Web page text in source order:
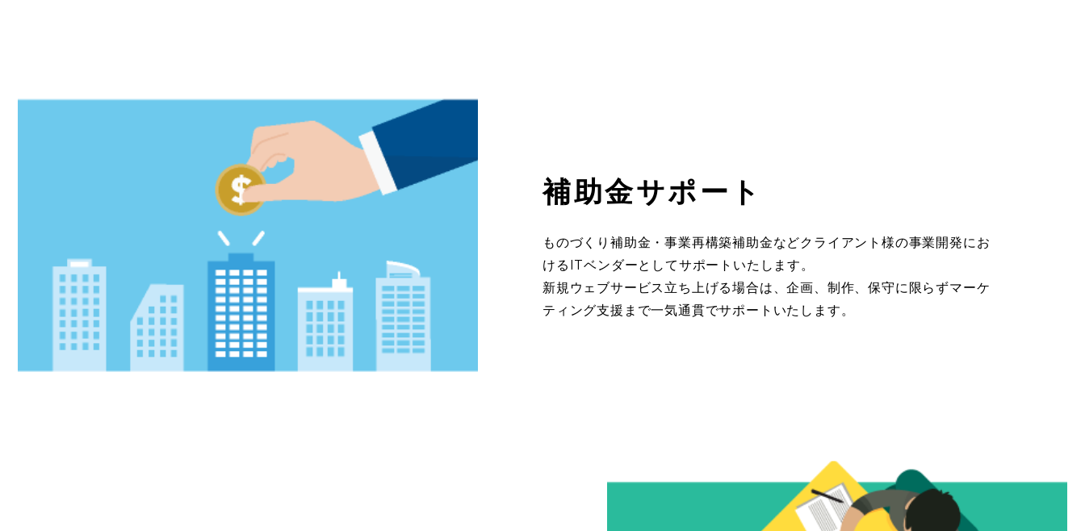
補助金サポート
ものづくり補助金・事業再構築補助金などクライアント様の事業開発にお
けるITベンダーとしてサポートいたします。
新規ウェブサービス立ち上げる場合は、企画、制作、保守に限らずマーケ
ティング支援まで一気通貫でサポートいたします。